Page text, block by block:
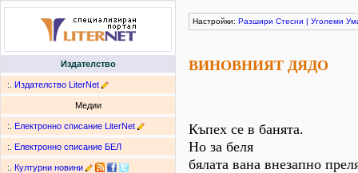
Издателство
:. Издателство LiterNet
Медии
:. Електронно списание LiterNet
:. Електронно списание БЕЛ
:. Културни новини
Настройки: Разшири Стесни | Уголеми
ВИНОВНИЯТ ДЯДО
Къпех се в банята.
Но за беля
бялата вана внезапно